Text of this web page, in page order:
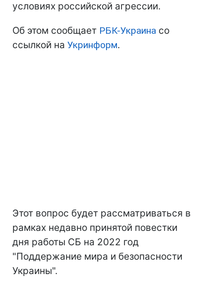
условиях российской агрессии.
Об этом сообщает РБК-Украина со
ссылкой на Укринформ.
Этот вопрос будет рассматриваться в
рамках недавно принятой повестки
дня работы СБ на 2022 год
"Поддержание мира и безопасности
Украины".